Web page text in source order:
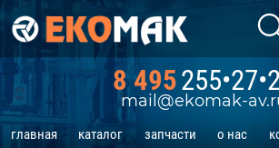
8 495
mail@ekomak-
главная каталог запчасти о нас